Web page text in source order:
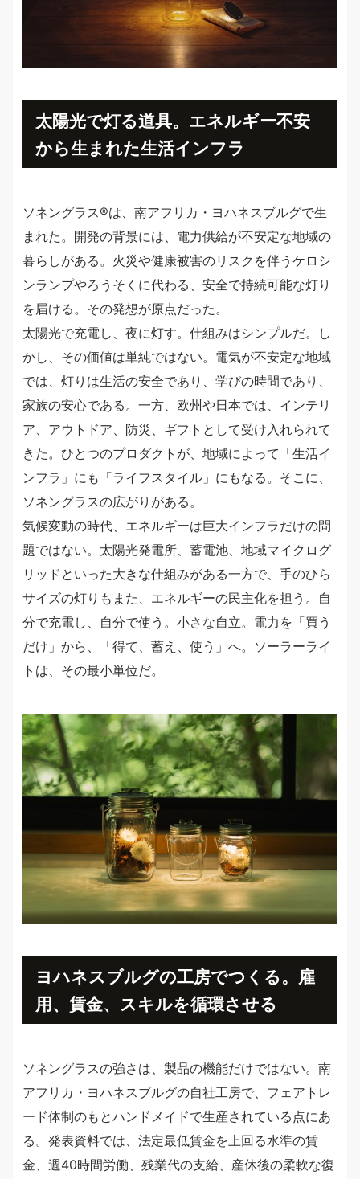
太陽光で灯る道具。エネルギー不安
から生まれた生活インフラ
ソネングラス®︎は、南アフリカ・ヨハネスブルグで生
まれた。開発の背景には、電力供給が不安定な地域の
暮らしがある。火災や健康被害のリスクを伴うケロシ
ンランプやろうそくに代わる、安全で持続可能な灯り
を届ける。その発想が原点だった。
太陽光で充電し、夜に灯す。仕組みはシンプルだ。し
かし、その価値は単純ではない。電気が不安定な地域
では、灯りは生活の安全であり、学びの時間であり、
家族の安心である。一方、欧州や日本では、インテリ
ア、アウトドア、防災、ギフトとして受け入れられて
きた。ひとつのプロダクトが、地域によって「生活イ
ンフラ」にも「ライフスタイル」にもなる。そこに、
ソネングラスの広がりがある。
気候変動の時代、エネルギーは巨大インフラだけの問
題ではない。太陽光発電所、蓄電池、地域マイクログ
リッドといった大きな仕組みがある一方で、手のひら
サイズの灯りもまた、エネルギーの民主化を担う。自
分で充電し、自分で使う。小さな自立。電力を「買う
だけ」から、「得て、蓄え、使う」へ。ソーラーライ
トは、その最小単位だ。
ヨハネスブルグの工房でつくる。雇
用、賃金、スキルを循環させる
ソネングラスの強さは、製品の機能だけではない。南
アフリカ・ヨハネスブルグの自社工房で、フェアトレ
ード体制のもとハンドメイドで生産されている点にあ
る。発表資料では、法定最低賃金を上回る水準の賃
金、週40時間労働、残業代の支給、産休後の柔軟な復